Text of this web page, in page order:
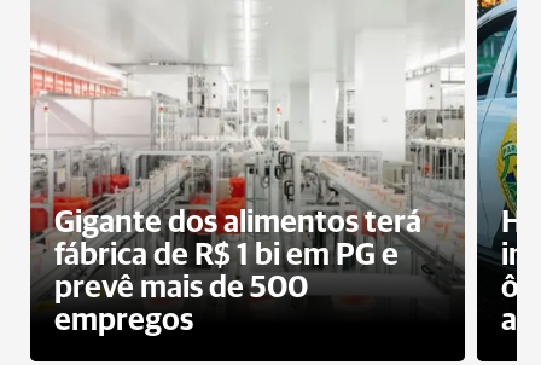
Gigante dos alimentos terá
fábrica de R$ 1 bi em PG e
prevê mais de 500
empregos